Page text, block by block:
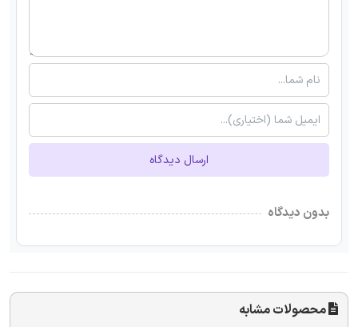
ارسال دیدگاه
بدون دیدگاه
محصولات مشابه